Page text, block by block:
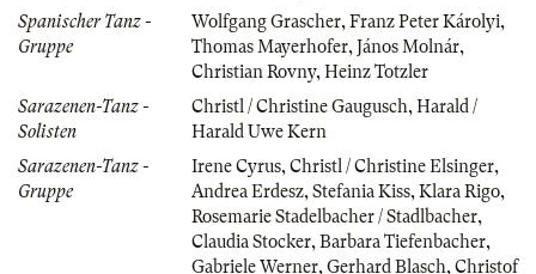
Spanischer Tanz -
Gruppe
Wolfgang Grascher, Franz Peter Károlyi,
Thomas Mayerhofer, János Molnár,
Christian Rovny, Heinz Totzler
Sarazenen-Tanz -
Solisten
Christl / Christine Gaugusch, Harald /
Harald Uwe Kern
Sarazenen-Tanz -
Gruppe
Irene Cyrus, Christl / Christine Elsinger,
Andrea Erdesz, Stefania Kiss, Klara Rigo,
Rosemarie Stadelbacher / Stadlbacher,
Claudia Stocker, Barbara Tiefenbacher,
Gabriele Werner, Gerhard Blasch, Christof